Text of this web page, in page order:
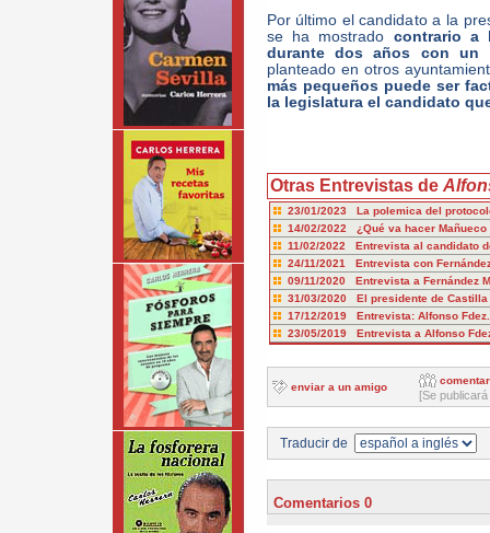
Por último el candidato a la
se ha mostrado contrario a
durante dos años con
planteado en otros
más pequeños puede ser
la legislatura el candidato
Otras Entrevistas de
23/01/2023 La polemica del
14/02/2022 ¿Qué va hacer Mañueco
11/02/2022 Entrevista al candidato
24/11/2021 Entrevista con
09/11/2020 Entrevista a Fernández
31/03/2020 El presidente de Castilla
17/12/2019 Entrevista: Alfonso
23/05/2019 Entrevista a Alfonso
enviar a un amigo
comentar
[Se
Traducir de
Comentarios 0